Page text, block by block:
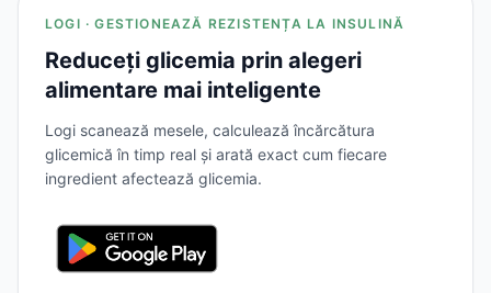
LOGI · GESTIONEAZĂ REZISTENȚA LA INSULINĂ
Reduceți glicemia prin alegeri
alimentare mai inteligente
Logi scanează mesele, calculează încărcătura
glicemică în timp real și arată exact cum fiecare
ingredient afectează glicemia.